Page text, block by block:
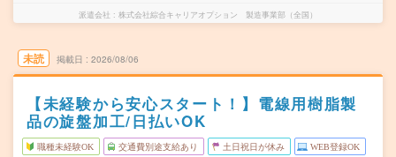
派遣会社 株式会社綜合キャリアオプション 製造事業部（全国）
未読 掲載日 2026/08/06
【未経験から安心スタート！】電線用樹脂製
品の旋盤加工/日払いOK
職種未経験OK 交通費別途支給あり 土日祝日が休み WEB登録OK